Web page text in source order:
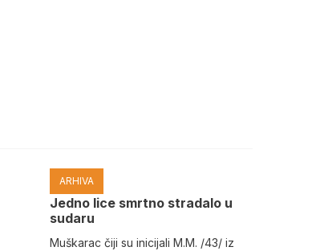
ARHIVA
Јedno lice smrtno stradalo u
sudaru
Muškarac čiji su inicijali M.M. /43/ iz